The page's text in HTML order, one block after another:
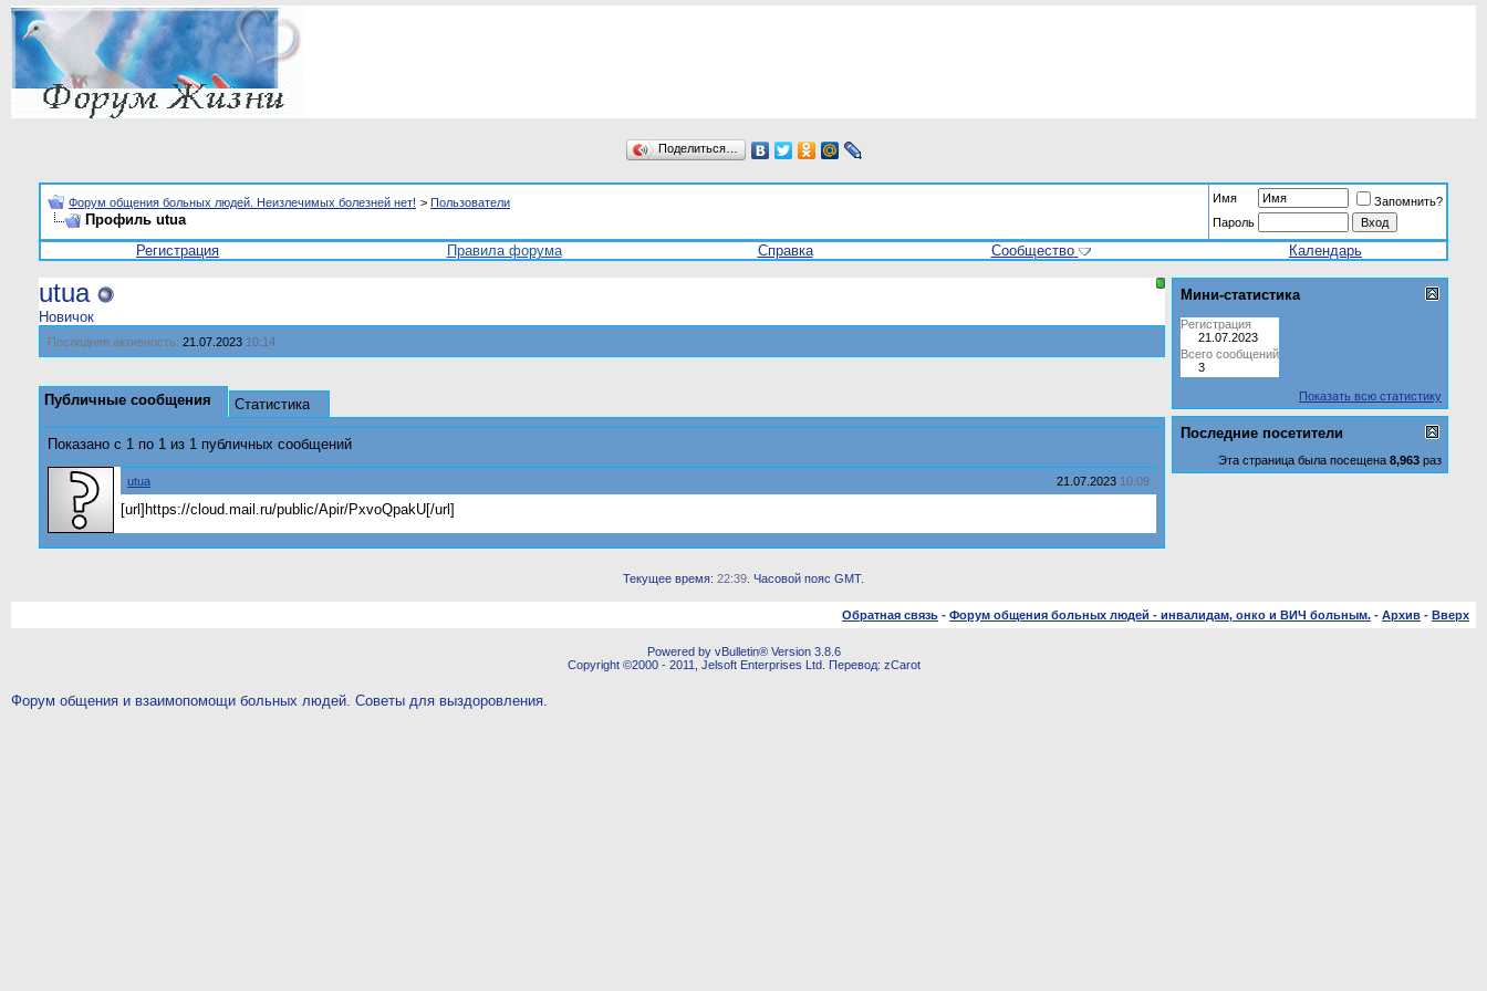
Поделиться…
Форум общения больных людей. Неизлечимых болезней нет! > Пользователи
Профиль utua
Имя
Запомнить?
Пароль
Регистрация Правила форума Справка Сообщество Календарь
utua
Новичок
Последняя активность: 21.07.2023 10:14
Публичные сообщения Статистика
Показано с 1 по 1 из 1 публичных сообщений
21.07.2023 10:09
utua
[url]https://cloud.mail.ru/public/Apir/PxvoQpakU[/url]
Мини-статистика
Регистрация
21.07.2023
Всего сообщений
3
Показать всю статистику
Последние посетители
Эта страница была посещена 8,963 раз
Текущее время: 22:39 . Часовой пояс GMT.
Обратная связь - Форум общения больных людей - инвалидам, онко и ВИЧ больным. - Архив - Вверх
Powered by vBulletin® Version 3.8.6
Copyright ©2000 - 2011, Jelsoft Enterprises Ltd. Перевод: zCarot
Форум общения и взаимопомощи больных людей. Советы для выздоровления.